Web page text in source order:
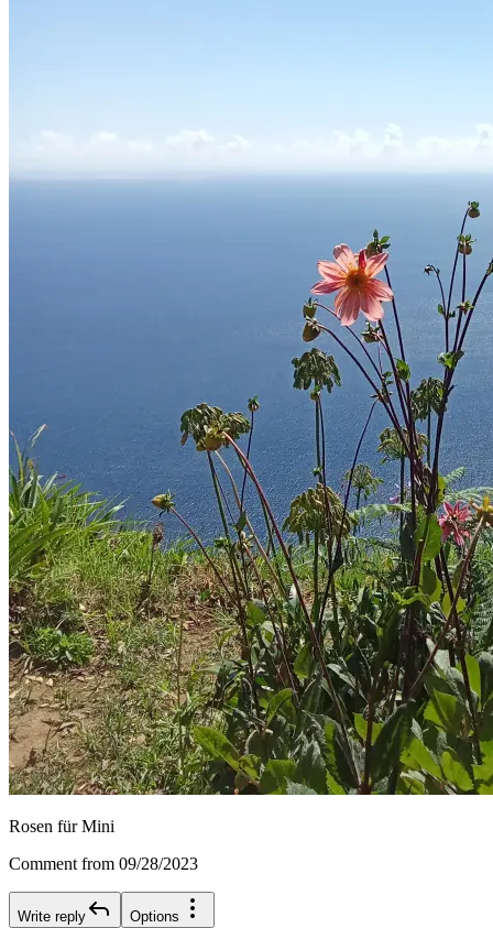
Rosen für Mini
Comment from 09/28/2023
Write reply Options